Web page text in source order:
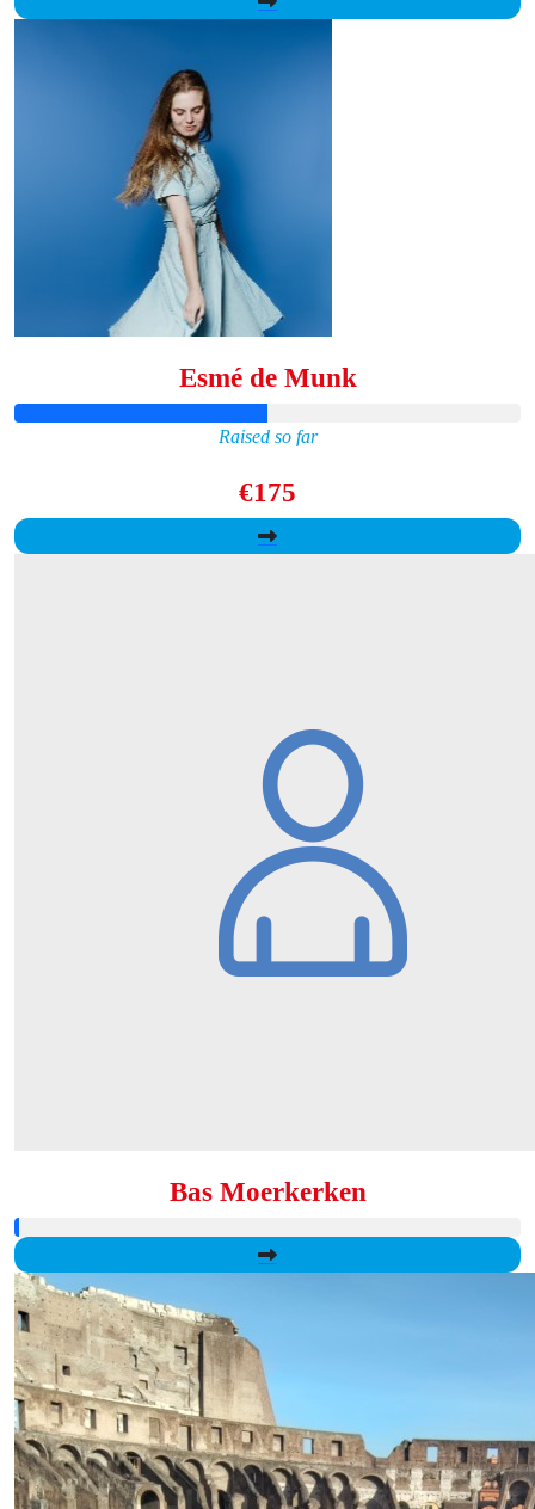
Esmé de Munk
Raised so far
€175
Bas Moerkerken